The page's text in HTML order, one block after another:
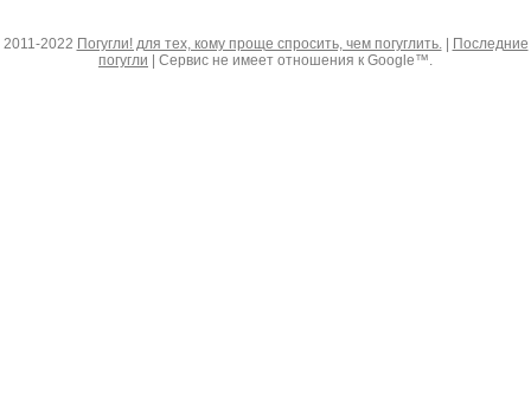
2011-2022 Погугли! для тех, кому проще спросить, чем погуглить.|
Последние
погугли | Сервис не имеет отношения к Google™.